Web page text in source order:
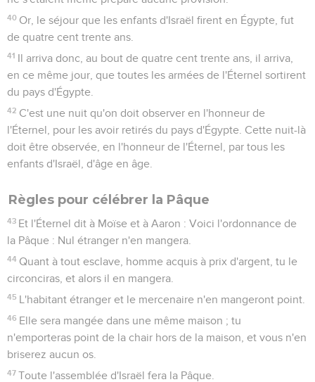
40 Or, le séjour que les enfants d'Israël firent en Égypte, fut
de quatre cent trente ans.
41 Il arriva donc, au bout de quatre cent trente ans, il arriva,
en ce même jour, que toutes les armées de l'Éternel sortirent
du pays d'Égypte.
42 C'est une nuit qu'on doit observer en l'honneur de
l'Éternel, pour les avoir retirés du pays d'Égypte. Cette nuit-là
doit être observée, en l'honneur de l'Éternel, par tous les
enfants d'Israël, d'âge en âge.
Règles pour célébrer la Pâque
43 Et l'Éternel dit à Moïse et à Aaron : Voici l'ordonnance de
la Pâque : Nul étranger n'en mangera.
44 Quant à tout esclave, homme acquis à prix d'argent, tu le
circonciras, et alors il en mangera.
45 L'habitant étranger et le mercenaire n'en mangeront point.
46 Elle sera mangée dans une même maison ; tu
n'emporteras point de la chair hors de la maison, et vous n'en
briserez aucun os.
47 Toute l'assemblée d'Israël fera la Pâque.